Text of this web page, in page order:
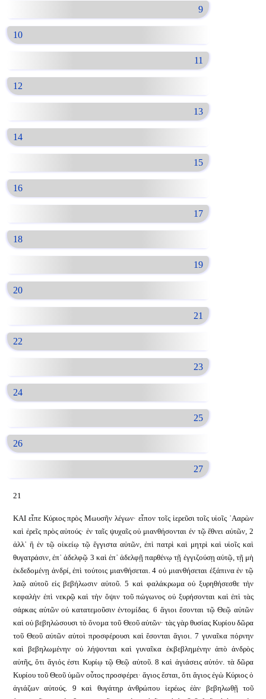
9
10
11
12
13
14
15
16
17
18
19
20
21
22
23
24
25
26
27
21
ΚΑΙ εἶπε Κύριος πρὸς Μωυσῆν λέγων· εἶπον τοῖς ἱερεῦσι τοῖς υἱοῖς ᾿Ααρὼν
καὶ ἐρεῖς πρὸς αὐτούς· ἐν ταῖς ψυχαῖς οὐ μιανθήσονται ἐν τῷ ἔθνει αὐτῶν, 2
ἀλλ᾿ ἢ ἐν τῷ οἰκείῳ τῷ ἔγγιστα αὐτῶν, ἐπὶ πατρὶ καὶ μητρὶ καὶ υἱοῖς καὶ
θυγατράσιν, ἐπ᾿ ἀδελφῷ 3 καὶ ἐπ᾿ ἀδελφῇ παρθένῳ τῇ ἐγγιζούσῃ αὐτῷ, τῇ μὴ
ἐκδεδομένῃ ἀνδρί, ἐπὶ τούτοις μιανθήσεται. 4 οὐ μιανθήσεται ἐξάπινα ἐν τῷ
λαῷ αὐτοῦ εἰς βεβήλωσιν αὐτοῦ. 5 καὶ φαλάκρωμα οὐ ξυρηθήσεσθε τὴν
κεφαλὴν ἐπὶ νεκρῷ καὶ τὴν ὄψιν τοῦ πώγωνος οὐ ξυρήσονται καὶ ἐπὶ τὰς
σάρκας αὐτῶν οὐ κατατεμοῦσιν ἐντομίδας. 6 ἅγιοι ἔσονται τῷ Θεῷ αὐτῶν
καὶ οὐ βεβηλώσουσι τὸ ὄνομα τοῦ Θεοῦ αὐτῶν· τὰς γὰρ θυσίας Κυρίου δῶρα
τοῦ Θεοῦ αὐτῶν αὐτοὶ προσφέρουσι καὶ ἔσονται ἅγιοι. 7 γυναῖκα πόρνην
καὶ βεβηλωμένην οὐ λήψονται καὶ γυναῖκα ἐκβεβλημένην ἀπὸ ἀνδρὸς
αὐτῆς, ὅτι ἅγιός ἐστι Κυρίῳ τῷ Θεῷ αὐτοῦ. 8 καὶ ἁγιάσεις αὐτόν. τὰ δῶρα
Κυρίου τοῦ Θεοῦ ὑμῶν οὗτος προσφέρει· ἅγιος ἔσται, ὅτι ἅγιος ἐγὼ Κύριος ὁ
ἁγιάζων αὐτούς. 9 καὶ θυγάτηρ ἀνθρώπου ἱερέως ἐὰν βεβηλωθῇ τοῦ